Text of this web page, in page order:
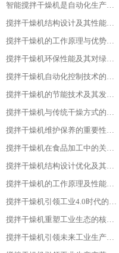
智能搅拌干燥机是自动化生产的新趋势
搅拌干燥机结构设计及其性能优化
搅拌干燥机的工作原理与优势分析
搅拌干燥机环保性能及其对绿色生产的意义
搅拌干燥机自动化控制技术的探索与实践
搅拌干燥机的节能技术及其发展趋势
搅拌干燥机与传统干燥方式的比较与优势分析
搅拌干燥机维护保养的重要性及实施方法
搅拌干燥机在食品加工中的关键作用
搅拌干燥机结构设计优化及其影响研究
搅拌干燥机的工作原理及性能特点详解
搅拌干燥机引领工业4.0时代的核心设备
搅拌干燥机重塑工业生态的核心力量
搅拌干燥机引领未来工业生产的先锋